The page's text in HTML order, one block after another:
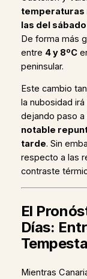
temperaturas
las del
De forma más
entre 4 y 8ºC
peninsular.
Este cambio
la nubosidad
dejando paso
notable
tarde. Sin
respecto a las
contraste
El
Días:
Mientras